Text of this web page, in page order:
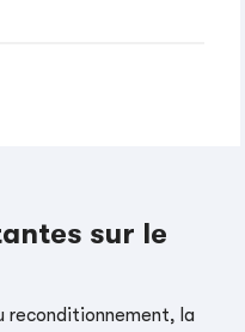
sur le
reconditionnement, la